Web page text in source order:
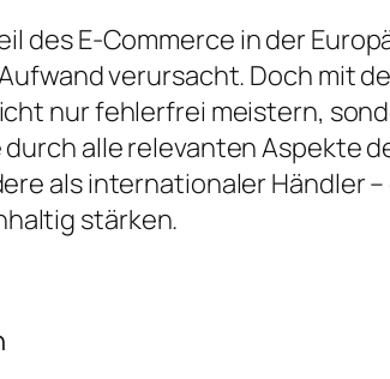
E-Commerce in der
verursacht. Doch mit
nur fehlerfrei meistern,
alle relevanten Aspekte
als internationaler Händler
stärken.